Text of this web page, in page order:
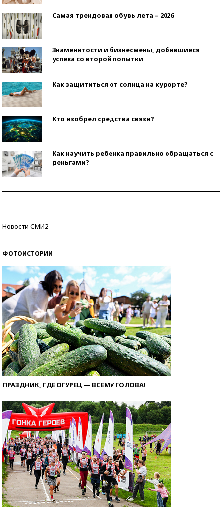
Самая трендовая обувь лета – 2026
Знаменитости и бизнесмены, добившиеся
успеха со второй попытки
Как защититься от солнца на курорте?
Кто изобрел средства связи?
Как научить ребенка правильно обращаться с
деньгами?
Новости СМИ2
ФОТОИСТОРИИ
ПРАЗДНИК, ГДЕ ОГУРЕЦ — ВСЕМУ ГОЛОВА!